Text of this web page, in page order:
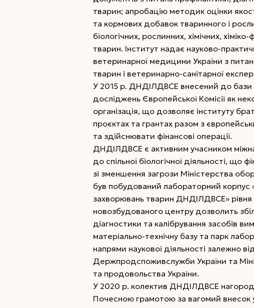
тварин; апробацію методик оцінки
та кормових добавок тваринного і
біологічних, рослинних, хімічних,
тварин. Інститут надає науково-
ветеринарної медицини України з
тварин і ветеринарно-санітарної
У 2015 р. ДНДІЛДВСЕ внесений до бази
досліджень Європейської Комісії як
організація, що дозволяє інституту
проєктах та грантах разом з
та здійснювати фінансові операції.
ДНДІЛДВСЕ є активним учасником
до спільної біологічної діяльності,
зі зменшення загрози Міністерства
був побудований лабораторний корпус
захворювань тварин ДНДІЛДВСЕ» рівня
новозбудованого центру дозволить
діагностики та калібрування засобів
матеріально-технічну базу та парк
напрями наукової діяльності залежно
Держпродспоживслужби України та
та продовольства України.
У 2020 р. колектив ДНДІЛДВСЕ
Почесною грамотою за вагомий внесок